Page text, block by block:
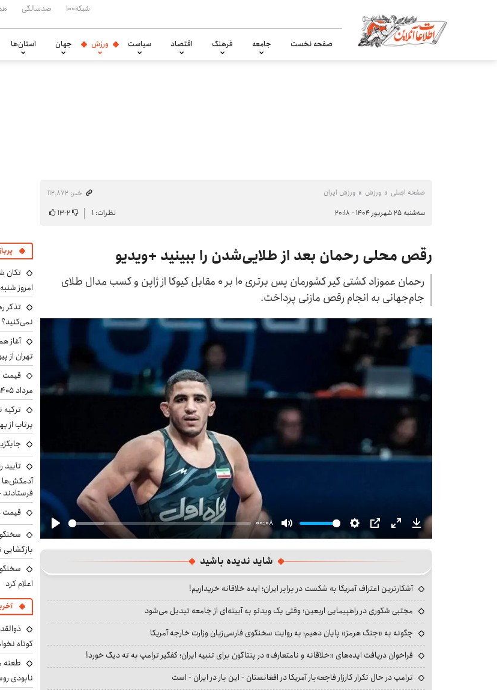
شبکه۱۰۰ صدسالگی
صفحه نخست جامعه فرهنگ اقتصاد سیاست ورزش جهان استان‌ها
صفحه اصلی ورزش ورزش ایران
خبر: ۱۱۲٬۸۷۲
سه‌شنبه ۲۵ شهریور ۱۴۰۴ - ۲۰:۱۸
نظرات: ۱ ۲-۱۳
رقص محلی رحمان بعد از طلایی‌شدن را ببینید +ویدیو
رحمان عموزاد کشتی گیر کشورمان پس برتری ۱۰ بر ۰ مقابل کیوکا از ژاپن و کسب مدال طلای
جام‌جهانی به انجام رقص مازنی پرداخت.
Play
00:08
Mute Settings
PIP Enter
fullscreen
Download
شاید ندیده باشید
آشکارترین اعتراف آمریکا به شکست در برابر ایران؛ ایده خلاقانه خریداریم!
مجتبی شکوری در راهپیمایی اربعین؛ وقتی یک ویدئو به آیینه‌ای از جامعه تبدیل می‌شود
چگونه به «جنگ هرمز» پایان دهیم؛ به روایت سخنگوی فارسی‌زبان وزارت خارجه آمریکا
فراخوان دریافت ایده‌های «خلاقانه و نامتعارف» در پنتاگون برای تنبیه ایران؛ کفگیر ترامپ به ته دیگ خورد!
ترامپ در حال تکرار کارزار فاجعه‌بار آمریکا در افغانستان - این بار در ایران - است
تکان
امروز شنبه ۱۷ مرداد ۱۴۰۵
تذکر
نمی‌کنید؟
آغاز
تهران از
مرداد ۱۴۰۵ +جدول
پرتاب از
آدمکش‌ها
قیمت
بازگشایی
اعلام کرد
کوتاه
طعنه
نابودی